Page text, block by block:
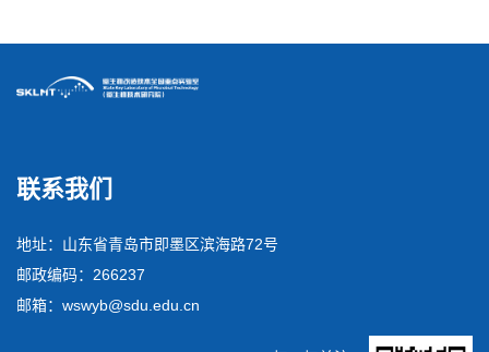
联系我们
地址：山东省青岛市即墨区滨海路72号
邮政编码：266237
邮箱：wswyb@sdu.edu.cn